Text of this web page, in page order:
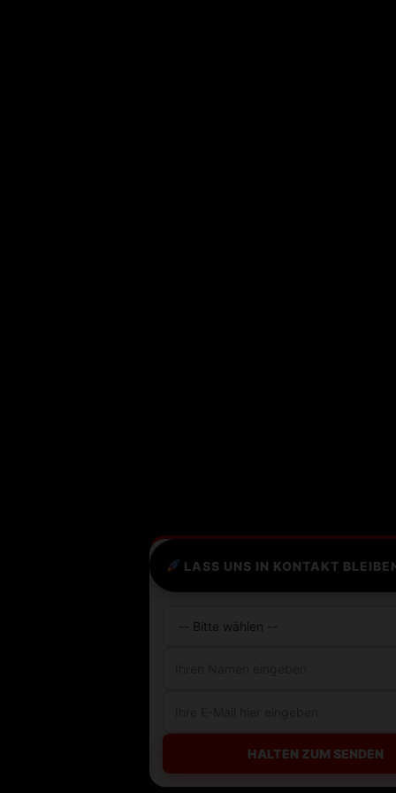
LASS UNS IN KONTAKT
HALTEN ZUM SENDEN